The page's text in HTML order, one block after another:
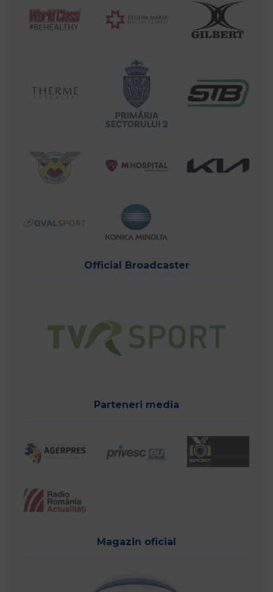
Official Broadcaster
Parteneri media
Magazin oficial